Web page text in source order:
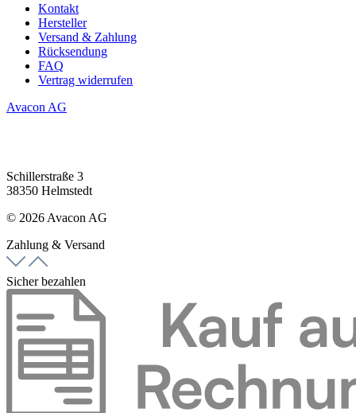
Kontakt
Hersteller
Versand & Zahlung
Rücksendung
FAQ
Vertrag widerrufen
Avacon AG
Schillerstraße 3
38350 Helmstedt
© 2026 Avacon AG
Zahlung & Versand
Sicher bezahlen